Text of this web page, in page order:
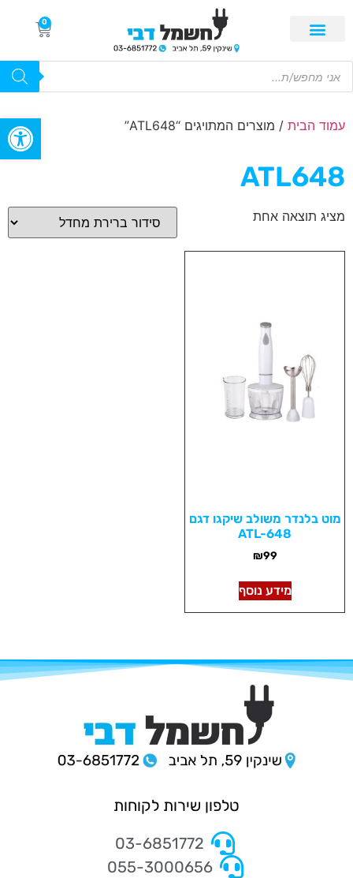
פתח
0
עמוד הבית / מוצרים המתויגים “ATL648”
ATL648
מציג תוצאה אחת
מוט בלנדר משולב שיקגו דגם
ATL-648
₪99
מידע נוסף
טלפון שירות לקוחות
03-6851772
055-3000656